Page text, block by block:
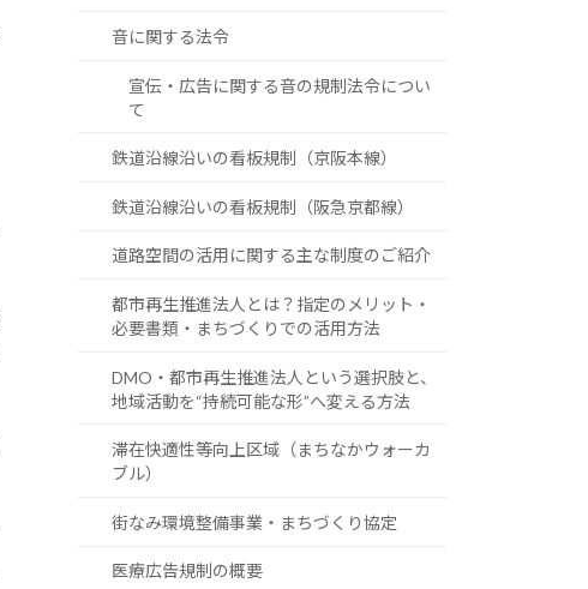
音に関する法令
宣伝・広告に関する音の規制法令につい
て
鉄道沿線沿いの看板規制（京阪本線）
鉄道沿線沿いの看板規制（阪急京都線）
道路空間の活用に関する主な制度のご紹介
都市再生推進法人とは？指定のメリット・
必要書類・まちづくりでの活用方法
DMO・都市再生推進法人という選択肢と、
地域活動を“持続可能な形”へ変える方法
滞在快適性等向上区域（まちなかウォーカ
ブル）
街なみ環境整備事業・まちづくり協定
医療広告規制の概要